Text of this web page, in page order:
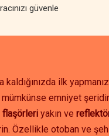
güvenle
kaldığınızda ilk
mümkünse emniyet
flaşörleri yakın ve
Özellikle otoban ve